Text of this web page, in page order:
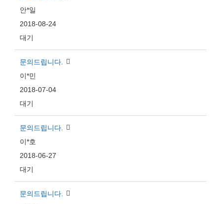
안*일
2018-08-24
대기
문의드립니다.
이*민
2018-07-04
대기
문의드립니다.
이*호
2018-06-27
대기
문의드립니다.